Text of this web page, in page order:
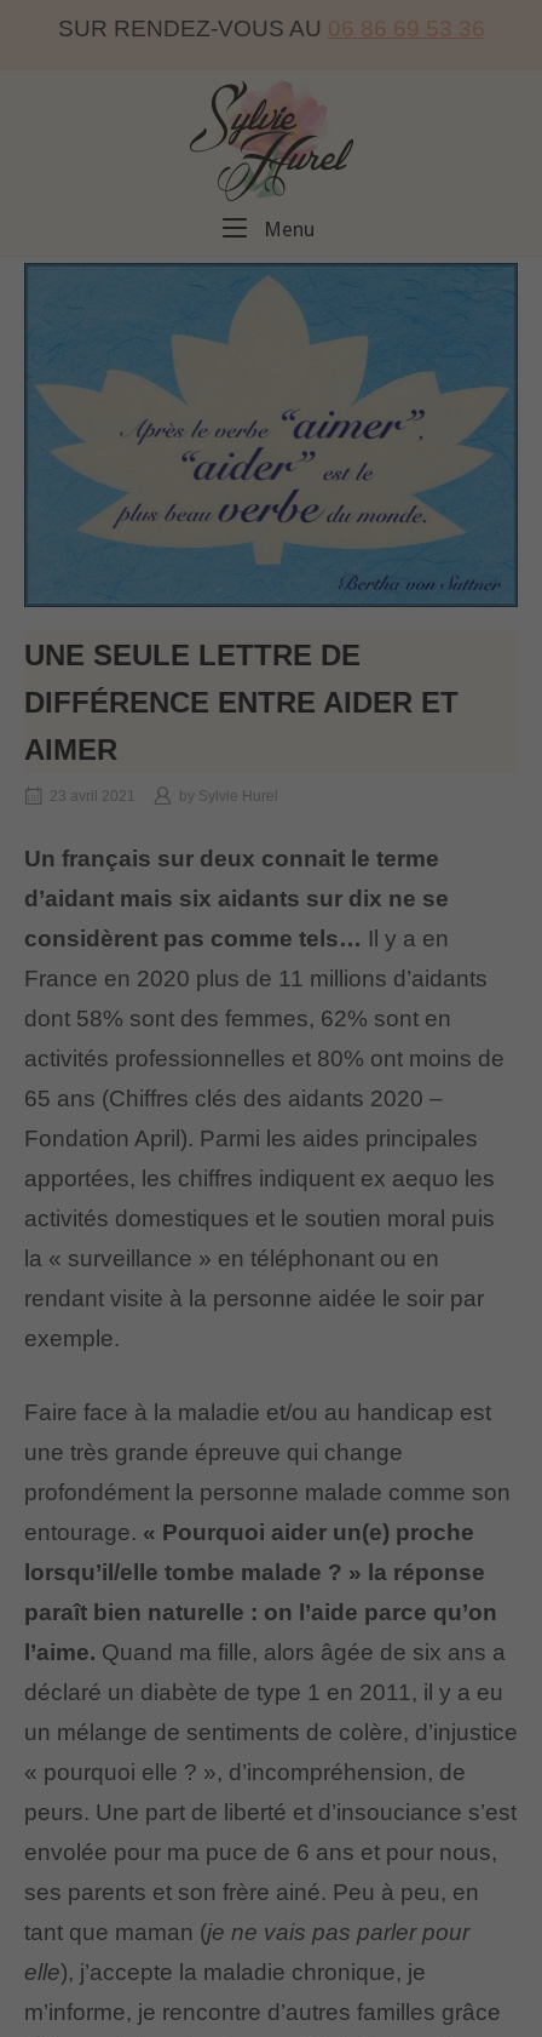
SUR RENDEZ-VOUS AU 06 86 69 53 36
Home
Menu
UNE SEULE LETTRE DE
DIFFÉRENCE ENTRE AIDER ET
AIMER
23 avril 2021 by Sylvie Hurel
Un français sur deux connait le terme
d’aidant mais six aidants sur dix ne se
considèrent pas comme tels… Il y a en
France en 2020 plus de 11 millions d’aidants
dont 58% sont des femmes, 62% sont en
activités professionnelles et 80% ont moins de
65 ans (Chiffres clés des aidants 2020 –
Fondation April). Parmi les aides principales
apportées, les chiffres indiquent ex aequo les
activités domestiques et le soutien moral puis
la « surveillance » en téléphonant ou en
rendant visite à la personne aidée le soir par
exemple.
Faire face à la maladie et/ou au handicap est
une très grande épreuve qui change
profondément la personne malade comme son
entourage. « Pourquoi aider un(e) proche
lorsqu’il/elle tombe malade ? » la réponse
paraît bien naturelle : on l’aide parce qu’on
l’aime. Quand ma fille, alors âgée de six ans a
déclaré un diabète de type 1 en 2011, il y a eu
un mélange de sentiments de colère, d’injustice
« pourquoi elle ? », d’incompréhension, de
peurs. Une part de liberté et d’insouciance s’est
envolée pour ma puce de 6 ans et pour nous,
ses parents et son frère ainé. Peu à peu, en
tant que maman (je ne vais pas parler pour
elle), j’accepte la maladie chronique, je
m’informe, je rencontre d’autres familles grâce